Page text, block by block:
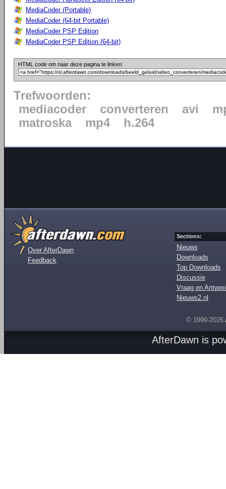
MediaCoder (Portable)
MediaCoder (64-bit Portable)
MediaCoder PSP Edition
MediaCoder PSP Edition (64-bit)
HTML code om naar deze pagina te linken:
Trefwoorden:
mediacoder
converteren avi
matroska
mp4 h.264
Over AfterDawn
Feedback
Sections:
Nieuws
Downloads
Top Downloads
Discussie
Vraag en
Nieuws2.nl
© 1999-2026
AfterDawn is